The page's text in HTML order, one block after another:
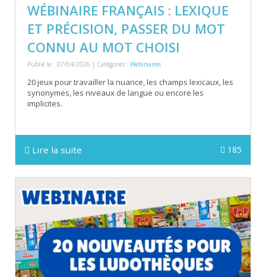
WÉBINAIRE FRANÇAIS : LEXIQUE
ET PRÉCISION, PASSER DU MOT
CONNU AU MOT CHOISI
Publié le : 07/04/2026 | Catégories : Webinaires
20 jeux pour travailler la nuance, les champs lexicaux, les
synonymes, les niveaux de langue ou encore les
implicites.
Lire la suite 185